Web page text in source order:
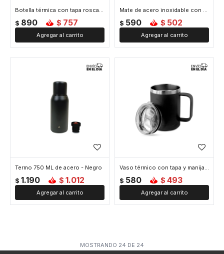
Botella térmica con tapa rosca 600 ml - Negro
$ 890 $ 757
Mate de acero inoxidable con tapa - Negro
$ 590 $ 502
Termo 750 ML de acero - Negro
$ 1.190 $ 1.012
Vaso térmico con tapa y manija - Negro
$ 580 $ 493
MOSTRANDO 24 DE 24